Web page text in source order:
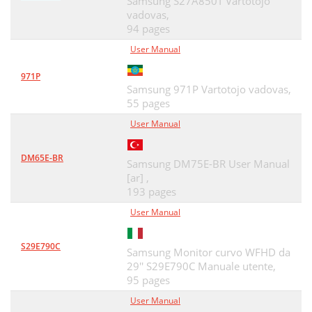
52
Temp. ecológico
55
Detección fuente
56
Restablecer Todo
58
Menú Información y otros
Instalación del software
Solución de problemas
Compruebe lo siguiente
63
Problemas Soluciones
64
vadovas,
94 pages
971P
User Manual
Samsung 971P Vartotojo vadovas,
55 pages
DM65E-BR
User Manual
Samsung DM75E-BR User Manual
[ar] ,
193 pages
S29E790C
User Manual
Samsung Monitor curvo WFHD da
29'' S29E790C Manuale utente,
95 pages
User Manual